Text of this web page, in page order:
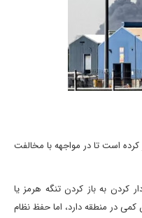
است تا در مواجهه با مخالفت
کردن به باز کردن تنگه هرمز یا
در منطقه دارد، اما حفظ نظام